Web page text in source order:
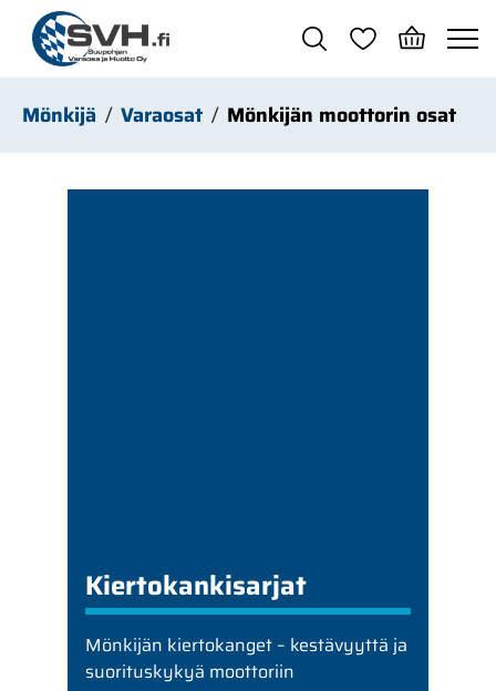
Siirry pääsisältöön
Mönkijä Varaosat Mönkijän moottorin osat
Kiertokankisarjat
Mönkijän kiertokanget – kestävyyttä ja
suorituskykyä moottoriin